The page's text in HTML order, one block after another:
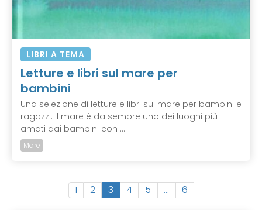
LIBRI A TEMA
Letture e libri sul mare per
bambini
Una selezione di letture e libri sul mare per bambini e
ragazzi. Il mare è da sempre uno dei luoghi più
amati dai bambini con ...
Mare
1 2 3(
c
4 5 … 6